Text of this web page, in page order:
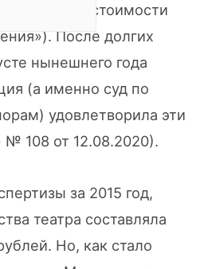
размер стоимости
После долгих
нынешнего года
(а именно суд по
удовлетворила эти
108 от 12.08.2020).
за 2015 год,
театра составляла
Но, как стало